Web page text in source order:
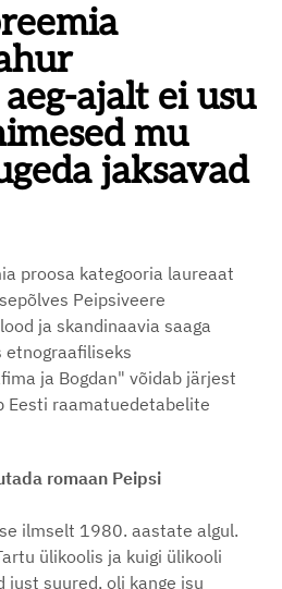
ajalt ei usu
mu
jaksavad
proosa kategooria laureaat
Peipsiveere
ja skandinaavia saaga
etnograafiliseks
ja Bogdan" võidab järjest
Eesti raamatuedetabelite
romaan Peipsi
ilmselt 1980. aastate algul.
ülikoolis ja kuigi ülikooli
suured, oli kange isu